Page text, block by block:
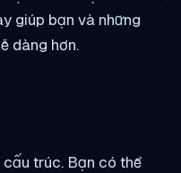
giúp bạn và những
dàng hơn.
trúc. Bạn có thể